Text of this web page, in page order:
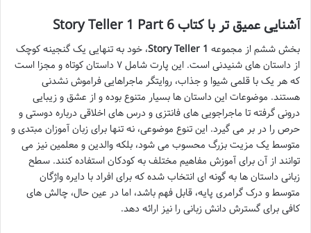
آشنایی عمیق تر با کتاب Story Teller 1 Part 6
بخش ششم از مجموعه Story Teller 1، خود به تنهایی یک گنجینه کوچک
از داستان های شنیدنی است. این پارت شامل ۷ داستان کوتاه و مجزا است
که هر یک با قلمی شیوا و جذاب، روایتگر ماجراهایی فراموش نشدنی
هستند. موضوعات این داستان ها بسیار متنوع بوده و از عشق و زیبایی
درونی گرفته تا ماجراجویی های فانتزی و درس های اخلاقی درباره دوستی و
حرص را در بر می گیرد. این تنوع موضوعی، نه تنها برای زبان آموزان مبتدی و
متوسط یک مزیت بزرگ محسوب می شود، بلکه والدین و معلمین نیز می
توانند از آن برای آموزش مفاهیم مختلف به کودکان استفاده کنند. سطح
زبانی داستان ها به گونه ای انتخاب شده که برای افراد با دایره واژگان
متوسط و درک گرامری پایه، قابل فهم باشد، اما در عین حال، چالش های
کافی برای گسترش دانش زبانی را نیز ارائه دهد.